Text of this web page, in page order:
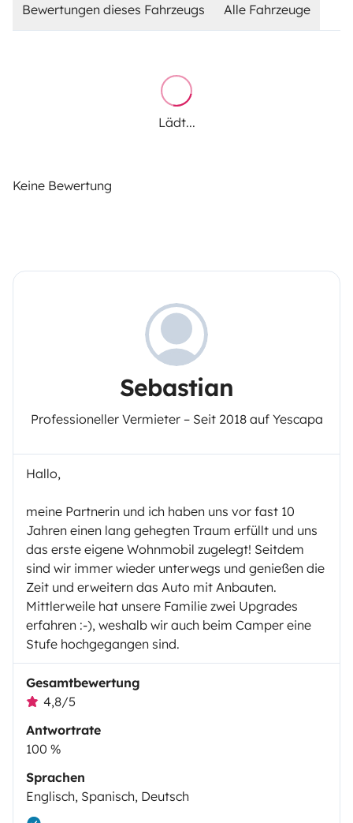
Bewertungen dieses Fahrzeugs Alle Fahrzeuge
Lädt...
Keine Bewertung
Sebastian
Professioneller Vermieter – Seit 2018 auf Yescapa
Hallo,
meine Partnerin und ich haben uns vor fast 10
Jahren einen lang gehegten Traum erfüllt und uns
das erste eigene Wohnmobil zugelegt! Seitdem
sind wir immer wieder unterwegs und genießen die
Zeit und erweitern das Auto mit Anbauten.
Mittlerweile hat unsere Familie zwei Upgrades
erfahren :-), weshalb wir auch beim Camper eine
Stufe hochgegangen sind.
Gesamtbewertung
4,8/5
Antwortrate
100 %
Sprachen
Englisch, Spanisch, Deutsch